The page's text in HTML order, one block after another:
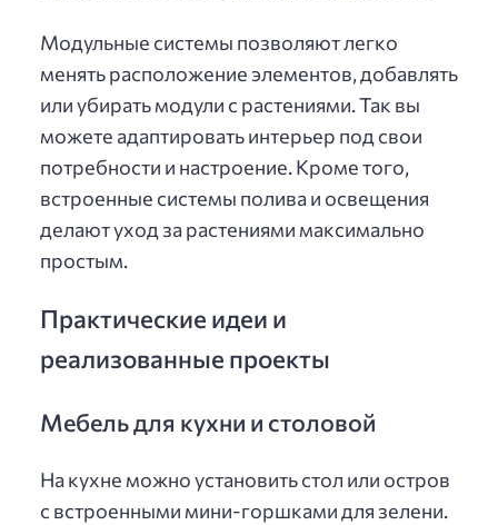
Модульные системы позволяют легко
менять расположение элементов, добавлять
или убирать модули с растениями. Так вы
можете адаптировать интерьер под свои
потребности и настроение. Кроме того,
встроенные системы полива и освещения
делают уход за растениями максимально
простым.
Практические идеи и
реализованные проекты
Мебель для кухни и столовой
На кухне можно установить стол или остров
с встроенными мини-горшками для зелени.